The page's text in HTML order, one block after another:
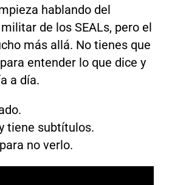
hablando del
de los SEALs, pero el
más allá. No tienes que
entender lo que dice y
a día.
tiene subtítulos.
no verlo.